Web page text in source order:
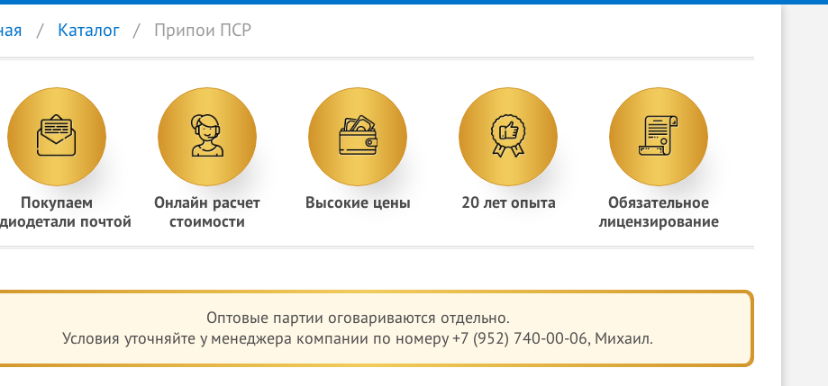
Каталог Припои ПСР
Покупаем
почтой
Онлайн расчет
стоимости
Высокие цены 20 лет опыта
Обязательное
лицензирование
Оптовые партии оговариваются отдельно.
Условия уточняйте у менеджера компании по номеру +7 (952) 740-00-06, Михаил.